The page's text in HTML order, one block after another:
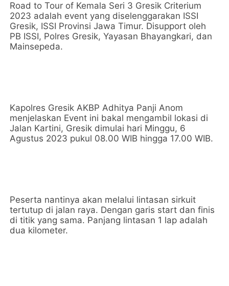
Road to Tour of Kemala Seri 3 Gresik Criterium
2023 adalah event yang diselenggarakan ISSI
Gresik, ISSI Provinsi Jawa Timur. Disupport oleh
PB ISSI, Polres Gresik, Yayasan Bhayangkari, dan
Mainsepeda.
Kapolres Gresik AKBP Adhitya Panji Anom
menjelaskan Event ini bakal mengambil lokasi di
Jalan Kartini, Gresik dimulai hari Minggu, 6
Agustus 2023 pukul 08.00 WIB hingga 17.00 WIB.
Peserta nantinya akan melalui lintasan sirkuit
tertutup di jalan raya. Dengan garis start dan finis
di titik yang sama. Panjang lintasan 1 lap adalah
dua kilometer.